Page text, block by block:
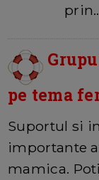
pe tema
Suportul si
importante
mamica.